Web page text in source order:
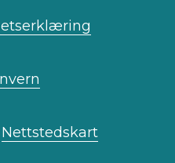
Nettstedskart